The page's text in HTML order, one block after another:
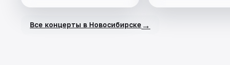
Все концерты в Новосибирске →